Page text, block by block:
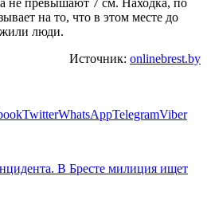
на то, что в этом месте до
жили люди.
Источник: onlinebrest.by
TwitterWhatsAppTelegramViber
В Бресте милиция ищет